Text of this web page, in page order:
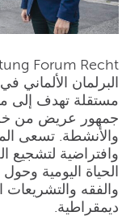
مستقلة تهدف إلى
جمهور عريض من
والأنشطة. تسعى
وافتراضية لتشجيع
الحياة اليومية
والفقه
ديمقراطية.